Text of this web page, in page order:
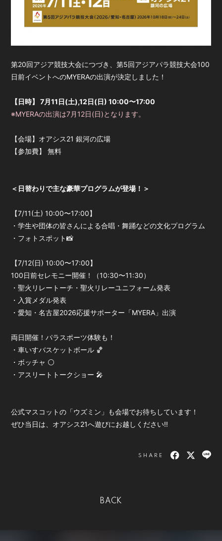
第20回アジア競技大会につづき、第5回アジアパラ競技大会100
日前イベントへのMYERAの出演が決定しました！
【日時】 7月11日(土),12日(日) 10:00〜17:00
※MYERAの出演は7月12日(日)となります。
【会場】オアシス21 銀河の広場
【参加費】 無料
＜日替わりで主な豪華プログラムが登場！＞
【7/11(土) 10:00〜17:00】
・学生や団体の皆さんによる合唱・舞踊などの文化プログラム
・フォトスポット📸
【7/12(日) 10:00〜17:00】
100日前セレモニー開催！（10:30〜11:30）
・聖火リレートーチ・聖火リレーユニフォーム発表
・入賞メダル発表
・愛知・名古屋2026応援サポーター「MYERA」出演
両日開催！パラスポーツ体験も！
・車いすバスケットボール 🏀
・ボッチャ ⚪️
・アスリートトークショー 🎤
公式マスコットの「ウズミン」も会場でお待ちしています！
ぜひ当日は、オアシス21へ遊びにお越しください!!
SHARE
BACK